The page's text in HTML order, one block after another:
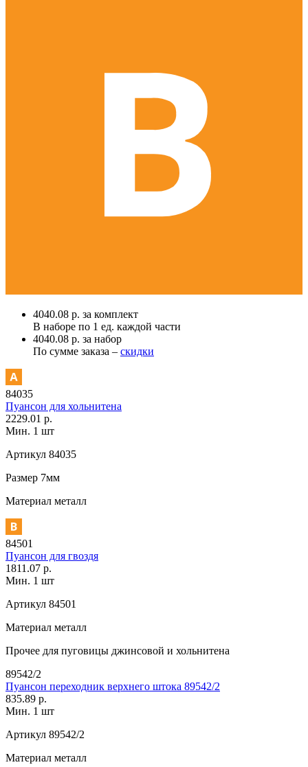
4040.08 р. за комплект
В наборе по 1 ед. каждой части
4040.08 р. за набор
По сумме заказа – скидки
84035
Пуансон для хольнитена
2229.01 р.
Мин. 1 шт
Артикул 84035
Размер 7мм
Материал металл
84501
Пуансон для гвоздя
1811.07 р.
Мин. 1 шт
Артикул 84501
Материал металл
Прочее для пуговицы джинсовой и хольнитена
89542/2
Пуансон переходник верхнего штока 89542/2
835.89 р.
Мин. 1 шт
Артикул 89542/2
Материал металл